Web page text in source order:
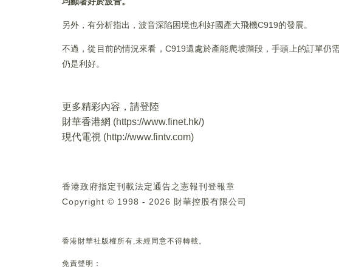
另外，有分析指出，波音深陷困境也利好國產大飛機C919的發展。
不過，從目前的情況來看，C919還處於產能爬坡階段，手頭上的訂單
仍是利好。
更多精彩內容，請登陸
財華香港網 (https://www.finet.hk/)
現代電視 (http://www.fintv.com)
香港政府指定刊載法定通告之憲報刊登報章
Copyright © 1998 - 2026 財華控股有限公司
香港財華社版權所有,未經同意不得轉載。
免責聲明：